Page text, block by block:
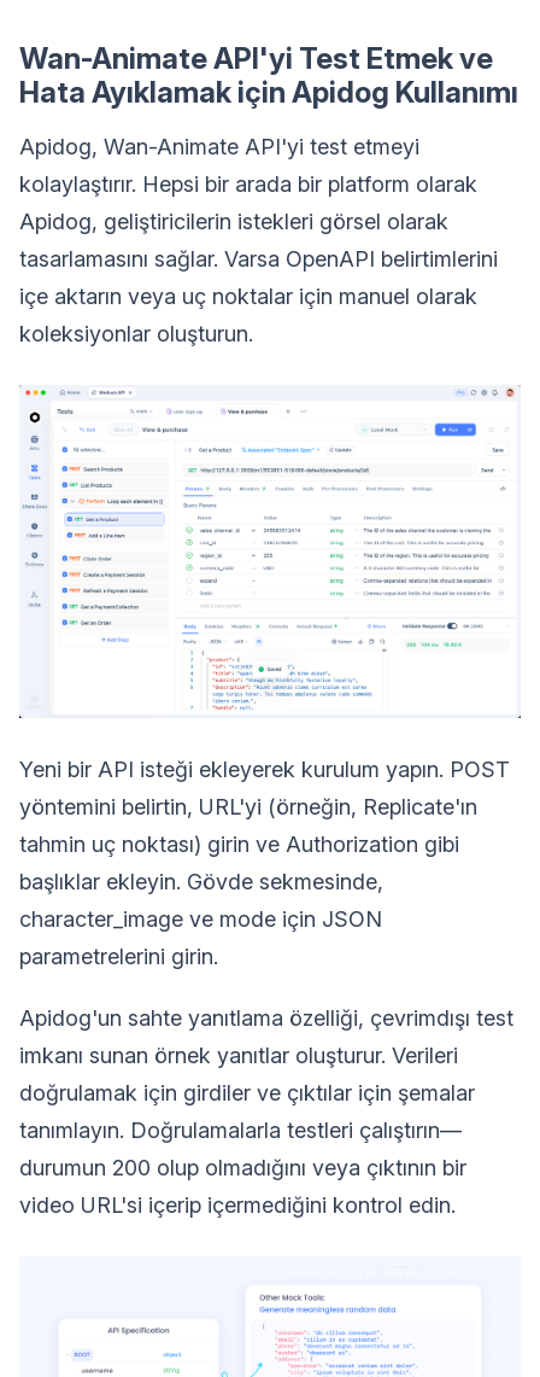
Wan-Animate API'yi Test Etmek ve
Hata Ayıklamak için Apidog Kullanımı
Apidog, Wan-Animate API'yi test etmeyi
kolaylaştırır. Hepsi bir arada bir platform olarak
Apidog, geliştiricilerin istekleri görsel olarak
tasarlamasını sağlar. Varsa OpenAPI belirtimlerini
içe aktarın veya uç noktalar için manuel olarak
koleksiyonlar oluşturun.
Yeni bir API isteği ekleyerek kurulum yapın. POST
yöntemini belirtin, URL'yi (örneğin, Replicate'ın
tahmin uç noktası) girin ve Authorization gibi
başlıklar ekleyin. Gövde sekmesinde,
character_image ve mode için JSON
parametrelerini girin.
Apidog'un sahte yanıtlama özelliği, çevrimdışı test
imkanı sunan örnek yanıtlar oluşturur. Verileri
doğrulamak için girdiler ve çıktılar için şemalar
tanımlayın. Doğrulamalarla testleri çalıştırın—
durumun 200 olup olmadığını veya çıktının bir
video URL'si içerip içermediğini kontrol edin.